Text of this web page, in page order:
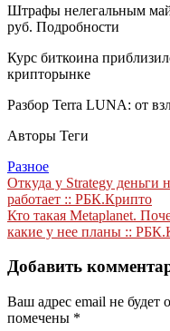
Штрафы нелегальным
руб. Подробности
Курс биткоина
крипторынке
Разбор Terra LUNA: от
Авторы Теги
Разное
Навигация
по
записям
Откуда у Strategy деньги
работает :: РБК.Крипто
Кто такая Metaplanet.
какие у нее планы ::
Добавить
Ваш адрес email не будет
помечены *